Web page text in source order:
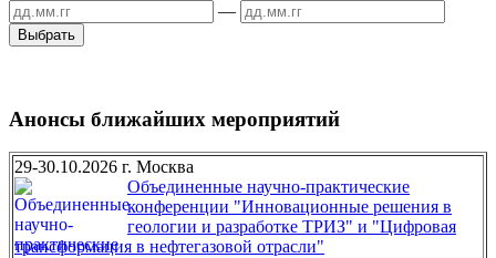
—
Анонсы ближайших мероприятий
29-30.10.2026 г. Москва
Объединенные научно-практические
конференции "Инновационные решения в
геологии и разработке ТРИЗ" и "Цифровая
трансформация в нефтегазовой отрасли"